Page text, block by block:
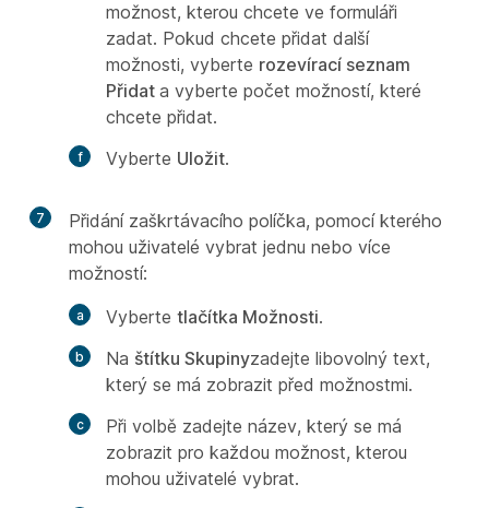
možnost, kterou chcete ve formuláři
zadat. Pokud chcete přidat další
možnosti, vyberte rozevírací seznam
Přidat a vyberte počet možností, které
chcete přidat.
Vyberte Uložit.
7
Přidání zaškrtávacího políčka, pomocí kterého
mohou uživatelé vybrat jednu nebo více
možností:
Vyberte tlačítka Možnosti.
Na štítku Skupinyzadejte libovolný text,
který se má zobrazit před možnostmi.
Při volbě zadejte název, který se má
zobrazit pro každou možnost, kterou
mohou uživatelé vybrat.